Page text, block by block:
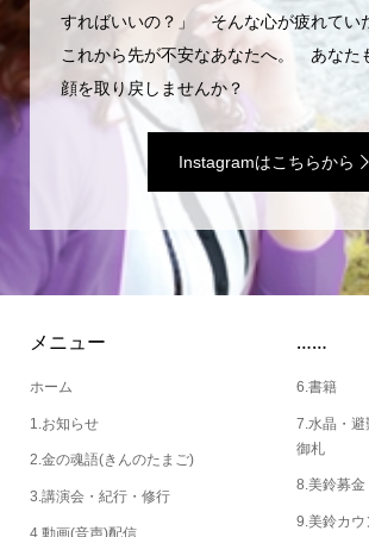
すればいいの？」 そんな心が疲れてい
これから先が不安なあなたへ。 あなた
顔を取り戻しませんか？
Instagramはこちらから
メニュー
ホーム
1.お知らせ
2.金の魂語(きんのたまご)
3.講演会・紀行・修行
4.動画(音声)配信
……
6.書籍
7.水晶・避
御札
8.美鈴募金
9.美鈴カ